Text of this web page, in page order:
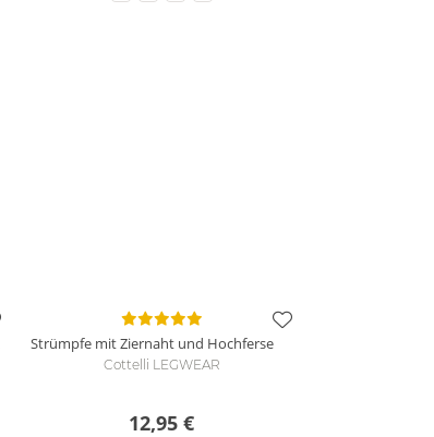
Strümpfe mit Ziernaht und Hochferse
Cottelli LEGWEAR
12,95 €